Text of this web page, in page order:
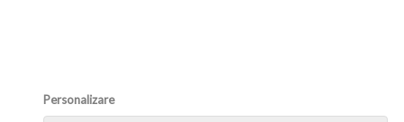
Personalizare